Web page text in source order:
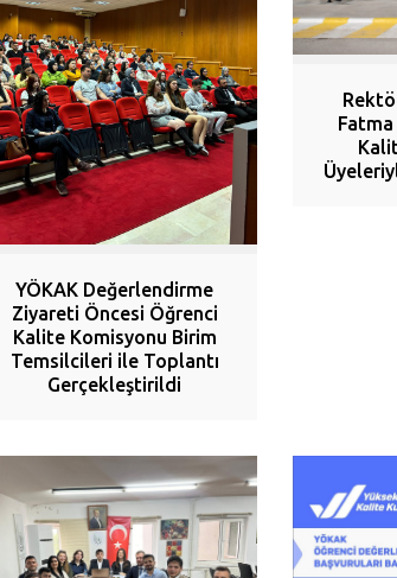
YÖKAK Değerlendirme
Ziyareti Öncesi Öğrenci
Kalite Komisyonu Birim
Temsilcileri ile Toplantı
Gerçekleştirildi
Fatma